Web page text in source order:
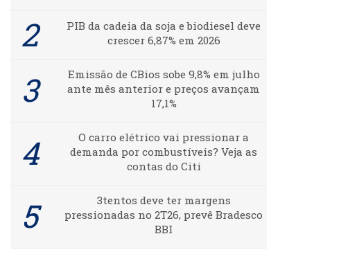
PIB da cadeia da soja e biodiesel deve
crescer 6,87% em 2026
Emissão de CBios sobe 9,8% em julho
ante mês anterior e preços avançam
17,1%
O carro elétrico vai pressionar a
demanda por combustíveis? Veja as
contas do Citi
3tentos deve ter margens
pressionadas no 2T26, prevê Bradesco
BBI